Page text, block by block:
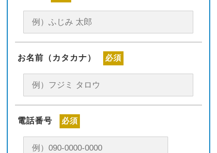
お名前（カタカナ） 必須
電話番号 必須